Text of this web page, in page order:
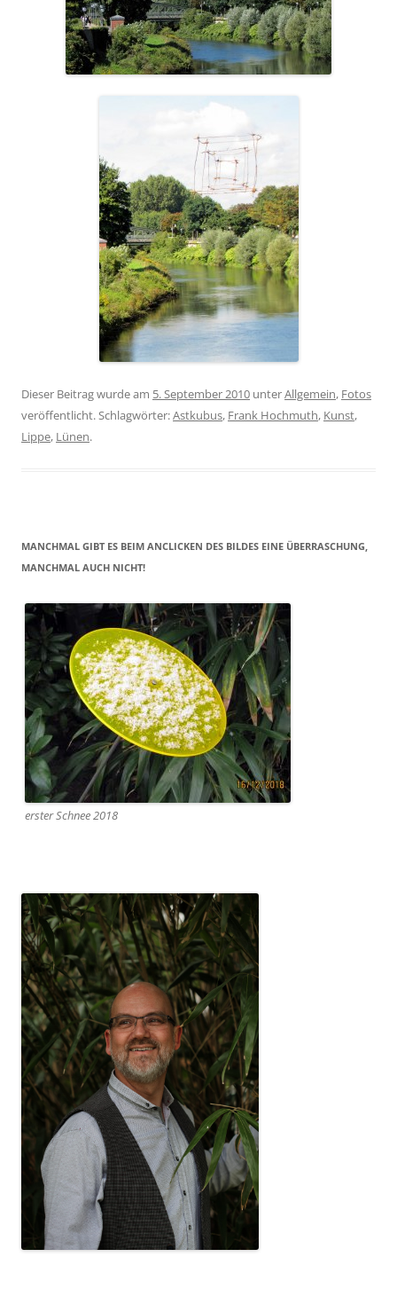
Dieser Beitrag wurde am 5. September 2010 unterAllgemein, Fotos
veröffentlicht. Schlagwörter:Astkubus, Frank Hochmuth, Kunst,
Lippe, Lünen.
MANCHMAL GIBT ES BEIM ANCLICKEN DES BILDES EINE ÜBERRASCHUNG,
MANCHMAL AUCH NICHT!
erster Schnee 2018